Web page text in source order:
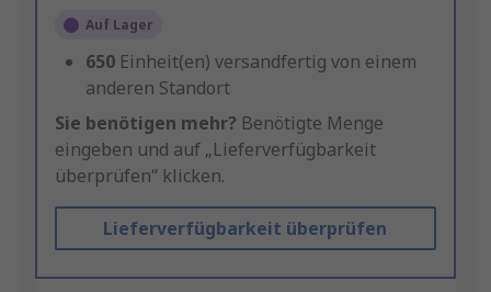
Auf Lager
650 Einheit(en) versandfertig von einem
anderen Standort
Sie benötigen mehr? Benötigte Menge
eingeben und auf „Lieferverfügbarkeit
überprüfen“ klicken.
Lieferverfügbarkeit überprüfen